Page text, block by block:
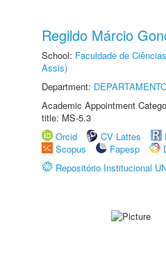
Regildo Márcio
School: Faculdade de
Assis)
Department:
Academic Appointment
title: MS-5.3
Orcid
CV Lattes
Scopus
Fapesp
Repositório Institucional